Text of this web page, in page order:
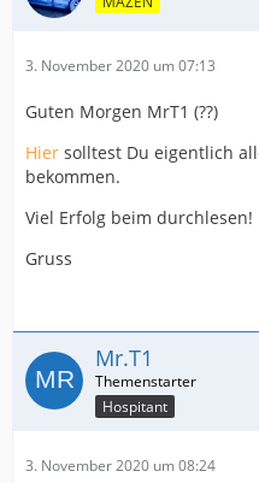
3. November 2020 um 07:13
Guten Morgen MrT1 (??)
Hier solltest Du eigentlich
bekommen.
Viel Erfolg beim durchlesen!
Gruss
Mr.T1
Hospitant
3. November 2020 um 08:24